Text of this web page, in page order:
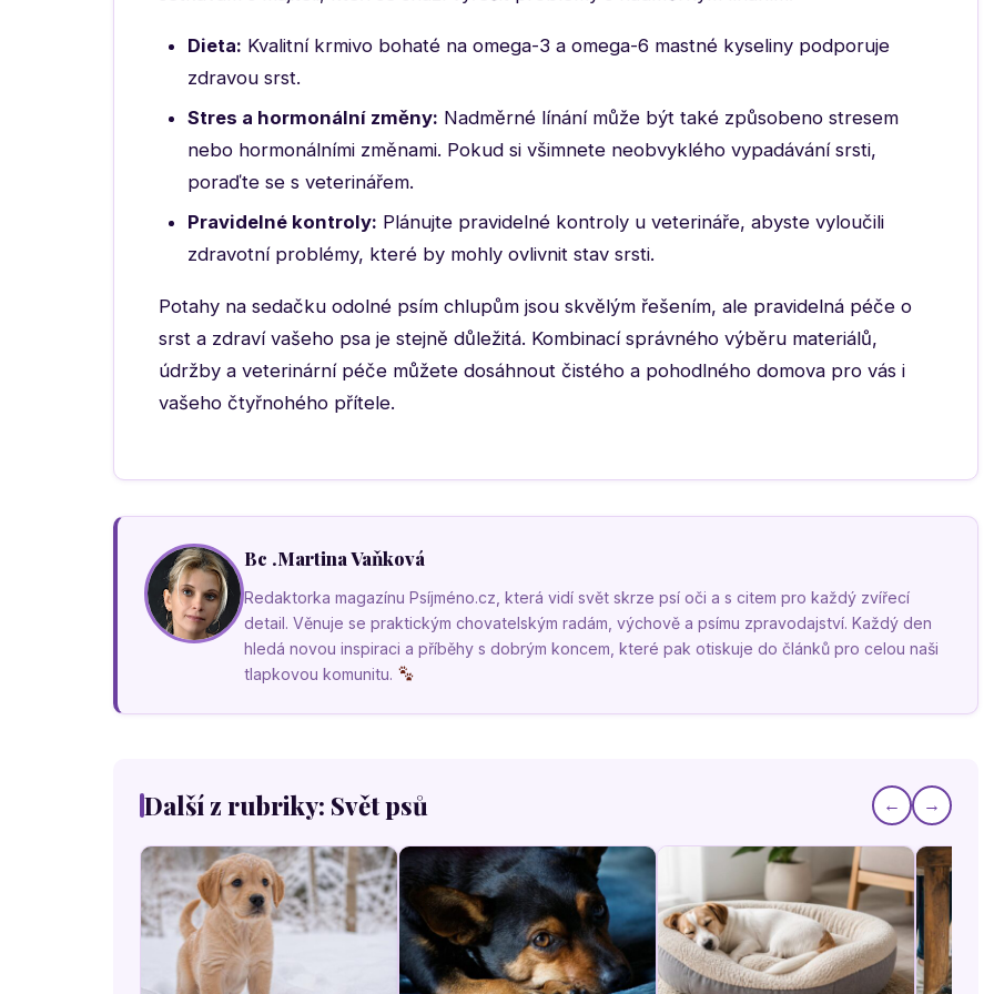
Dieta: Kvalitní krmivo bohaté na omega-3 a omega-6 mastné kyseliny podporuje
zdravou srst.
Stres a hormonální změny: Nadměrné línání může být také způsobeno stresem
nebo hormonálními změnami. Pokud si všimnete neobvyklého vypadávání srsti,
poraďte se s veterinářem.
Pravidelné kontroly: Plánujte pravidelné kontroly u veterináře, abyste vyloučili
zdravotní problémy, které by mohly ovlivnit stav srsti.
Potahy na sedačku odolné psím chlupům jsou skvělým řešením, ale pravidelná péče o
srst a zdraví vašeho psa je stejně důležitá. Kombinací správného výběru materiálů,
údržby a veterinární péče můžete dosáhnout čistého a pohodlného domova pro vás i
vašeho čtyřnohého přítele.
Bc .Martina Vaňková
Redaktorka magazínu Psíjméno.cz, která vidí svět skrze psí oči a s citem pro každý zvířecí
detail. Věnuje se praktickým chovatelským radám, výchově a psímu zpravodajství. Každý den
hledá novou inspiraci a příběhy s dobrým koncem, které pak otiskuje do článků pro celou naši
tlapkovou komunitu.
Další z rubriky: Svět psů ← →